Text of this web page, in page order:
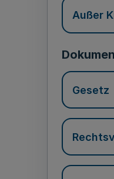
Außer
Gesetz